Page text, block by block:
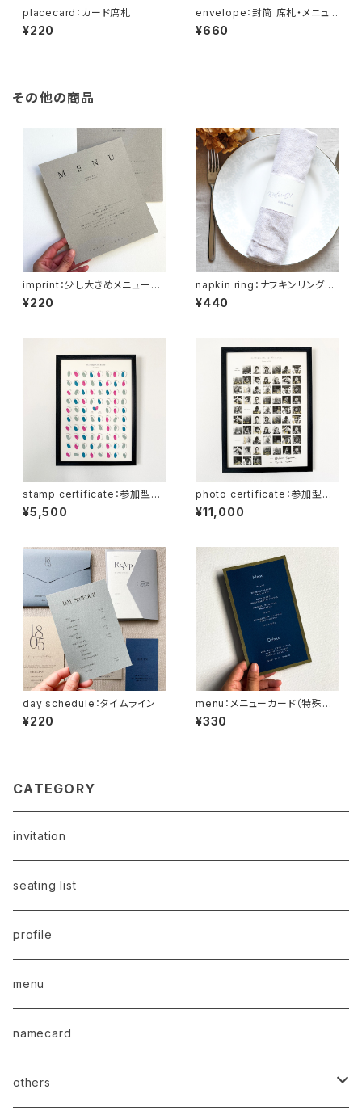
placecard：カード席札
¥220
envelope：封筒 席札・メニュ
ー
¥660
その他の商品
imprint：少し大きめメニューカ
ード
¥220
napkin ring：ナフキンリング
席札・メニュー
¥440
stamp certificate：参加型結
婚証明書
¥5,500
photo certificate：参加型結
婚証明書
¥11,000
day schedule：タイムライン
¥220
menu：メニューカード（特殊印
刷）
¥330
CATEGORY
invitation
seating list
profile
menu
namecard
others